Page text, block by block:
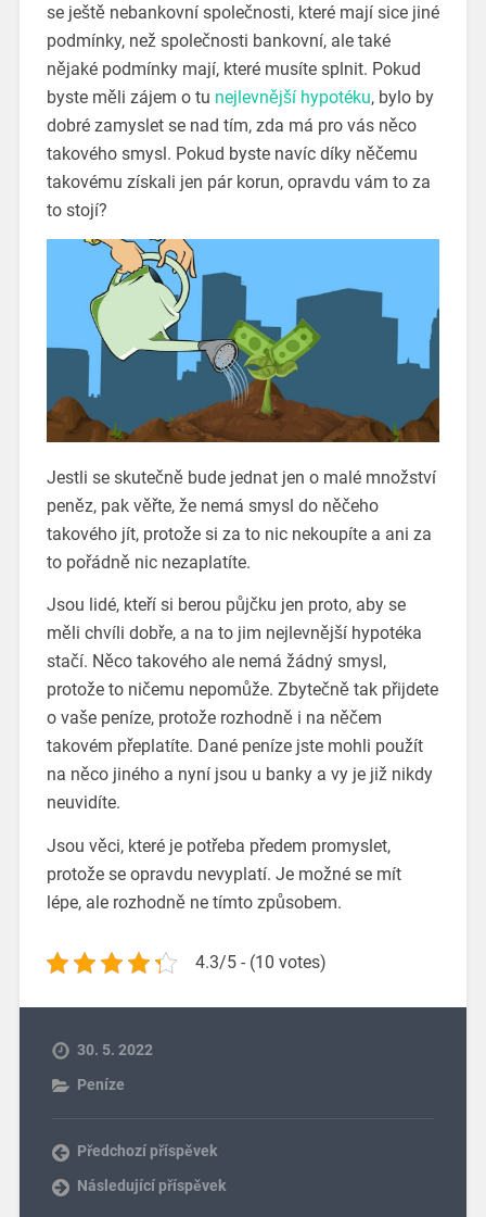
se ještě nebankovní společnosti, které mají sice jiné
podmínky, než společnosti bankovní, ale také
nějaké podmínky mají, které musíte splnit. Pokud
byste měli zájem o tu nejlevnější hypotéku, bylo by
dobré zamyslet se nad tím, zda má pro vás něco
takového smysl. Pokud byste navíc díky něčemu
takovému získali jen pár korun, opravdu vám to za
to stojí?
Jestli se skutečně bude jednat jen o malé množství
peněz, pak věřte, že nemá smysl do něčeho
takového jít, protože si za to nic nekoupíte a ani za
to pořádně nic nezaplatíte.
Jsou lidé, kteří si berou půjčku jen proto, aby se
měli chvíli dobře, a na to jim nejlevnější hypotéka
stačí. Něco takového ale nemá žádný smysl,
protože to ničemu nepomůže. Zbytečně tak přijdete
o vaše peníze, protože rozhodně i na něčem
takovém přeplatíte. Dané peníze jste mohli použít
na něco jiného a nyní jsou u banky a vy je již nikdy
neuvidíte.
Jsou věci, které je potřeba předem promyslet,
protože se opravdu nevyplatí. Je možné se mít
lépe, ale rozhodně ne tímto způsobem.
4.3/5 - (10 votes)
30. 5. 2022
Peníze
Předchozí příspěvek
Následující příspěvek